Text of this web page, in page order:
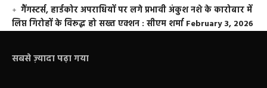
गैंगस्टर्स, हार्डकोर अपराधियों पर लगे प्रभावी अंकुश नशे के कारोबार में
लिप्त गिरोहों के विरूद्ध हो सख्त एक्शन : सीएम शर्मा February 3, 2026
सबसे ज़्यादा पढ़ा गया